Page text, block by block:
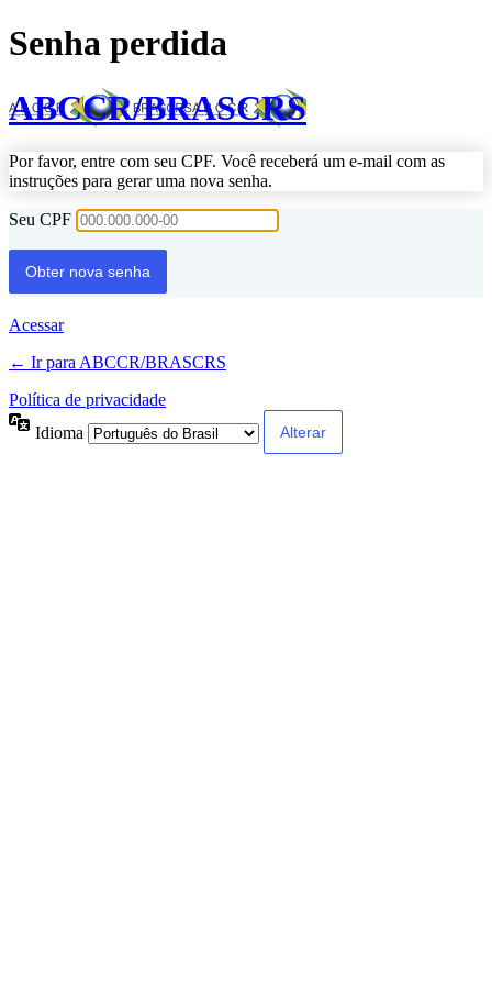
Senha perdida
ABCCR/BRASCRS
Por favor, entre com seu CPF. Você receberá um e-mail com as
instruções para gerar uma nova senha.
Seu CPF
Acessar
← Ir para ABCCR/BRASCRS
Política de privacidade
Idioma